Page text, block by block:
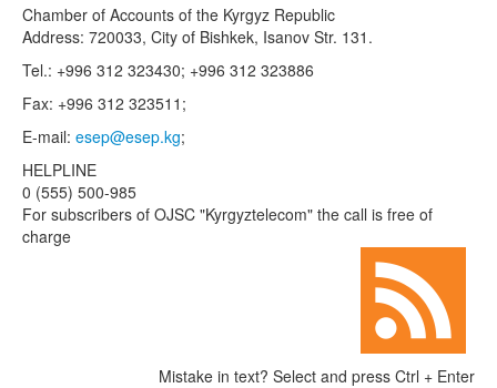
Chamber of Accounts of the Kyrgyz Republic
Address: 720033, City of Bishkek, Isanov Str. 131.
Tel.: +996 312 323430; +996 312 323886
Fax: +996 312 323511;
E-mail: esep@esep.kg;
HELPLINE
0 (555) 500-985
For subscribers of OJSC "Kyrgyztelecom" the call is free of
charge
Mistake in text? Select and press Ctrl + Enter